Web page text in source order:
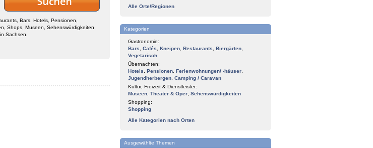
Bars, Hotels, Pensionen,
Shops, Museen, Sehenswürdigkeiten
Sachsen.
Alle Orte/Regionen
Kategorien
Gastronomie:
Bars
Cafés Kneipen Restaurants Biergärten
Vegetarisch
Übernachten:
Hotels
Pensionen Ferienwohnungen/ -häuser
Jugendherbergen Camping / Caravan
Kultur, Freizeit & Dienstleister:
Museen Theater & Oper Sehenswürdigkeiten
Shopping:
Shopping
Alle Kategorien nach Orten
Ausgewählte Themen